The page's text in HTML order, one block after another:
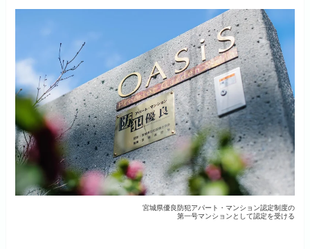
宮城県優良防犯アパート・マンション認定制度の
第一号マンションとして認定を受ける